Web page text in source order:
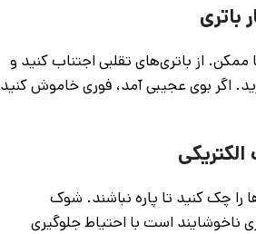
باتری
ممکن. از باتری‌های تقلبی اجتناب کنید و
اگر بوی عجیبی آمد، فوری خاموش کنید
را چک کنید تا پاره نباشند. شوک
ناخوشایند است با احتیاط جلوگیری